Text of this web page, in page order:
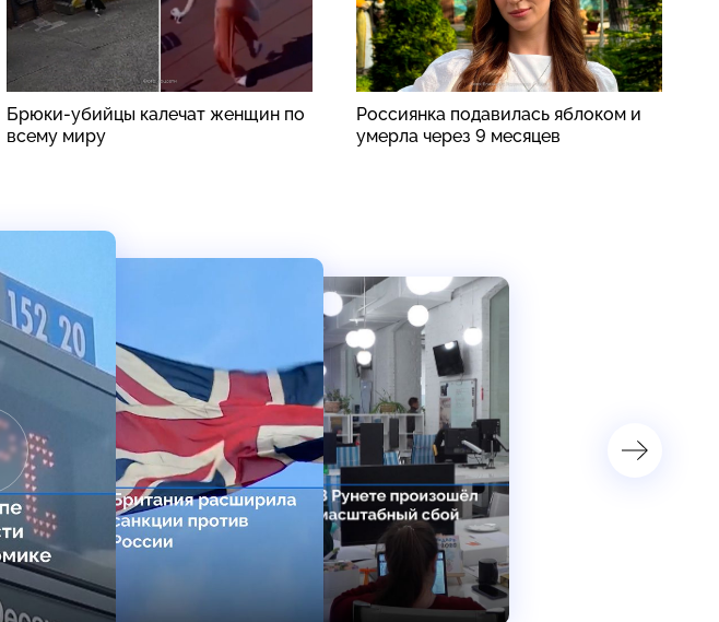
Брюки-убийцы калечат женщин по
всему миру
Россиянка подавилась яблоком и
умерла через 9 месяцев